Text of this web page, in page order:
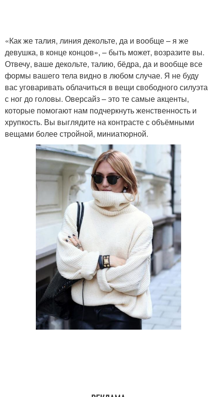
«Как же талия, линия декольте, да и вообще – я же
девушка, в конце концов», – быть может, возразите вы.
Отвечу, ваше декольте, талию, бёдра, да и вообще все
формы вашего тела видно в любом случае. Я не буду
вас уговаривать облачиться в вещи свободного силуэта
с ног до головы. Оверсайз – это те самые акценты,
которые помогают нам подчеркнуть женственность и
хрупкость. Вы выглядите на контрасте с объёмными
вещами более стройной, миниатюрной.